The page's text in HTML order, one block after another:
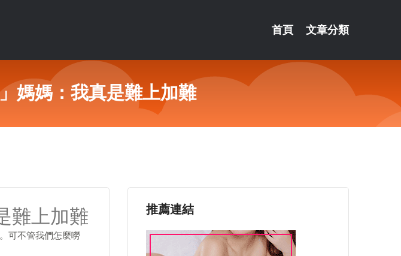
首頁 文章分類
媽媽：我真是難上加難
難上加難
可不管我們怎麼嘮
推薦連結